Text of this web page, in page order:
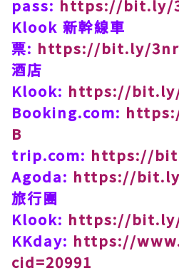
pass: https://bit.ly/
Klook 新幹線車
票: https://bit.ly/
酒店
Klook: https://bit.ly/
Booking.com:
B
trip.com: https://
Agoda: https://
旅行團
Klook: https://bit.ly/
KKday: https://
cid=20991